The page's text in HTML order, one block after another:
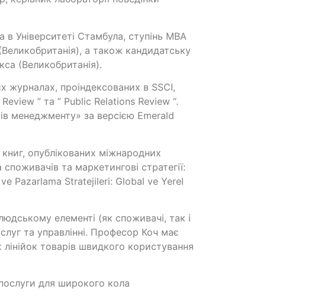
Університеті Стамбула, ступінь МВА
а також кандидатську
(Великобританія).
журналах, проіндексованих в SSCI,
” та ” Public Relations Review “.
менеджменту» за версією Emerald
опублікованих міжнародних
та маркетингові стратегії:
ve Pazarlama Stratejileri: Global ve Yerel
елементі (як споживачі, так і
та управлінні. Професор Коч має
товарів швидкого користування
для широкого кола